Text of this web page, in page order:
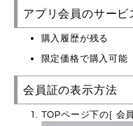
アプリ会員のサービ
購入履歴が残る
限定価格で購入可能
会員証の表示方法
TOPページ下の[ 会